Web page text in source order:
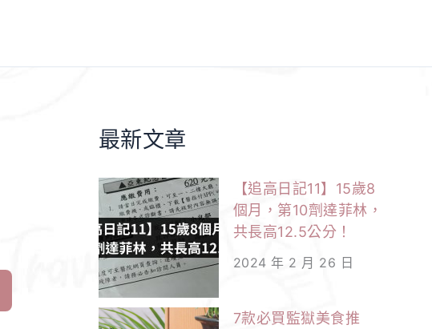
最新文章
【追高日記11】15歲8
個月，第10劑達菲林，
共長高12.5公分！
2024 年 2 月 26 日
7款必買監獄美食推